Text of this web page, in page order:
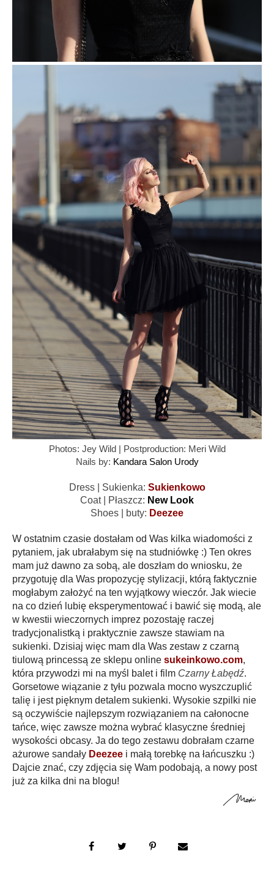
Photos: Jey Wild | Postproduction: Meri Wild
Nails by: Kandara Salon Urody
Dress | Sukienka: Sukienkowo
Coat | Płaszcz: New Look
Shoes | buty: Deezee
W ostatnim czasie dostałam od Was kilka wiadomości z
pytaniem, jak ubrałabym się na studniówkę :) Ten okres
mam już dawno za sobą, ale doszłam do wniosku, że
przygotuję dla Was propozycję stylizacji, którą faktycznie
mogłabym założyć na ten wyjątkowy wieczór. Jak wiecie
na co dzień lubię eksperymentować i bawić się modą, ale
w kwestii wieczornych imprez pozostaję raczej
tradycjonalistką i praktycznie zawsze stawiam na
sukienki. Dzisiaj więc mam dla Was zestaw z czarną
tiulową princessą ze sklepu online sukeinkowo.com,
która przywodzi mi na myśl balet i film Czarny Łabędź.
Gorsetowe wiązanie z tyłu pozwala mocno wyszczuplić
talię i jest pięknym detalem sukienki. Wysokie szpilki nie
są oczywiście najlepszym rozwiązaniem na całonocne
tańce, więc zawsze można wybrać klasyczne średniej
wysokości obcasy. Ja do tego zestawu dobrałam czarne
ażurowe sandały Deezee i małą torebkę na łańcuszku :)
Dajcie znać, czy zdjęcia się Wam podobają, a nowy post
już za kilka dni na blogu!